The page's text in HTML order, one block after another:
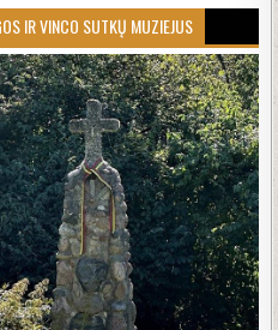
IR VINCO SUTKŲ MUZIEJUS